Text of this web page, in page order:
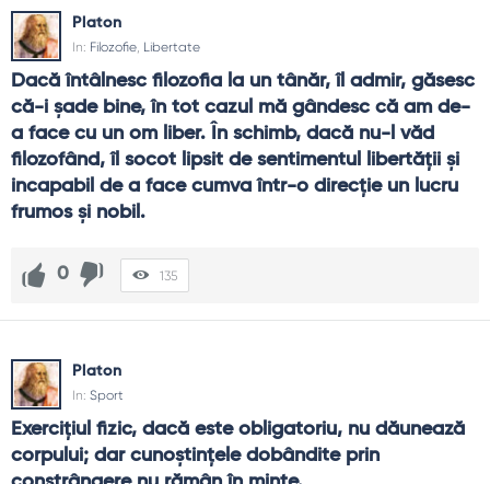
Platon
In: Filozofie, Libertate
Dacă întâlnesc filozofia la un tânăr, îl admir, găsesc
că-i şade bine, în tot cazul mă gândesc că am de-
a face cu un om liber. În schimb, dacă nu-l văd
filozofând, îl socot lipsit de sentimentul libertăţii şi
incapabil de a face cumva într-o direcţie un lucru
frumos şi nobil.
0 135
Platon
In: Sport
Exerciţiul fizic, dacă este obligatoriu, nu dăunează
corpului; dar cunoştinţele dobândite prin